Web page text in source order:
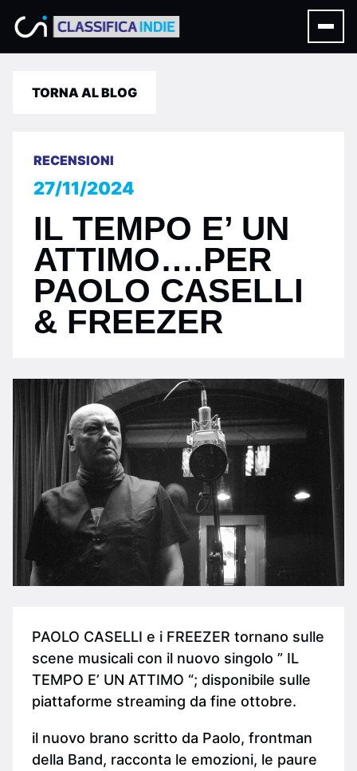
TORNA AL BLOG
RECENSIONI
27/11/2024
IL TEMPO E’ UN
ATTIMO….PER
PAOLO CASELLI
& FREEZER
PAOLO CASELLI e i FREEZER tornano sulle
scene musicali con il nuovo singolo ” IL
TEMPO E’ UN ATTIMO “; disponibile sulle
piattaforme streaming da fine ottobre.
il nuovo brano scritto da Paolo, frontman
della Band, racconta le emozioni, le paure